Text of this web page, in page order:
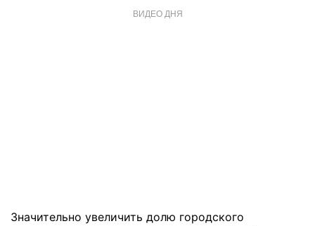
ВИДЕО ДНЯ
Значительно увеличить долю городского